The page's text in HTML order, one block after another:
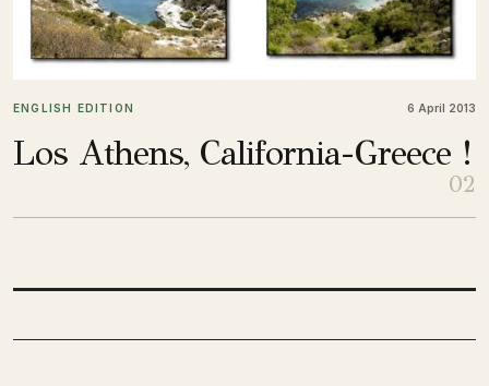
ENGLISH EDITION 6 April 2013
Los Athens, California-Greece !
02